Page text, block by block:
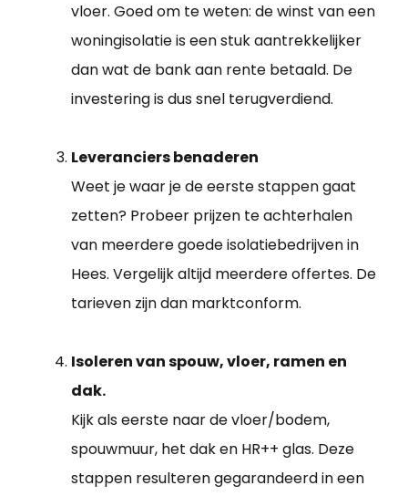
vloer. Goed om te weten: de winst van een
woningisolatie is een stuk aantrekkelijker
dan wat de bank aan rente betaald. De
investering is dus snel terugverdiend.
Leveranciers benaderen
Weet je waar je de eerste stappen gaat
zetten? Probeer prijzen te achterhalen
van meerdere goede isolatiebedrijven in
Hees. Vergelijk altijd meerdere offertes. De
tarieven zijn dan marktconform.
Isoleren van spouw, vloer, ramen en
dak.
Kijk als eerste naar de vloer/bodem,
spouwmuur, het dak en HR++ glas. Deze
stappen resulteren gegarandeerd in een